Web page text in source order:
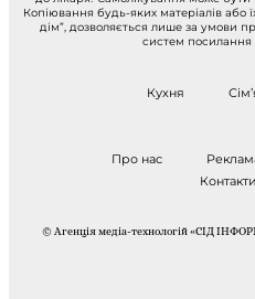
Копіювання будь-яких матеріалів або
дім”, дозволяється лише за умови
систем посилання
Кухня
Про нас
Контакти
© Агенція медіа-технологій «СІД